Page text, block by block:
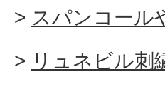
スパンコール
リュネビル刺